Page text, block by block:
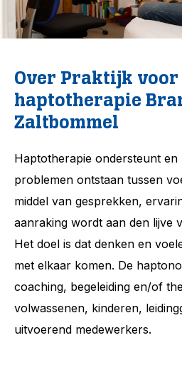
Over Praktijk voor
haptotherapie
Zaltbommel
Haptotherapie ondersteunt en
problemen ontstaan tussen
middel van gesprekken,
aanraking wordt aan den lijve
Het doel is dat denken en
met elkaar komen. De
coaching, begeleiding en/of
volwassenen, kinderen,
uitvoerend medewerkers.